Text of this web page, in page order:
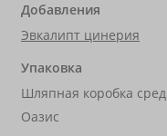
Добавления
Эвкалипт цинерия
Упаковка
Шляпная коробка
Оазис